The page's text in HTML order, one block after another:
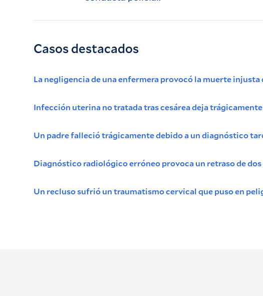
Casos destacados
La negligencia de una enfermera provocó la muerte injusta
Infección uterina no tratada tras cesárea deja
Un padre falleció trágicamente debido a un diagnóstico
Diagnóstico radiológico erróneo provoca un retraso de
Un recluso sufrió un traumatismo cervical que puso en